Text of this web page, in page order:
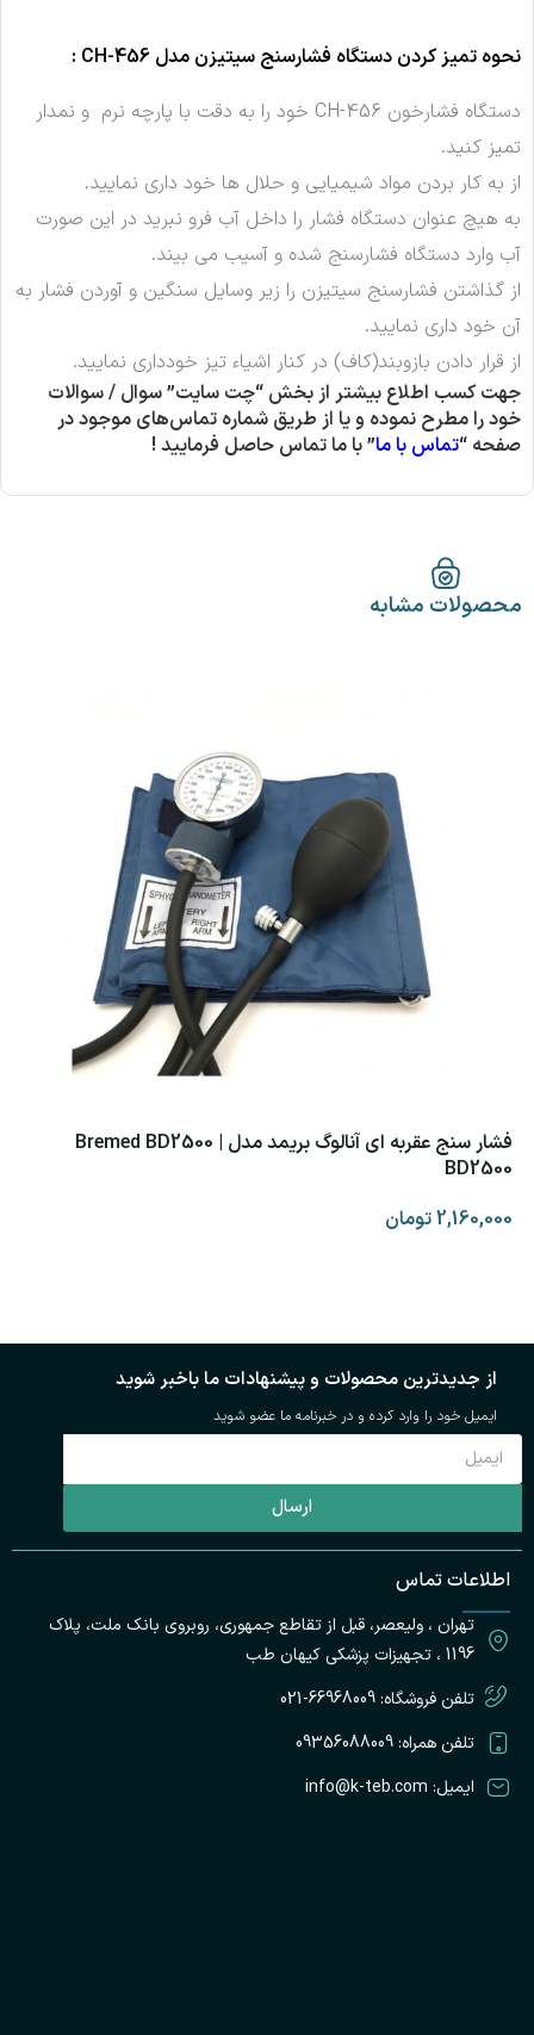
نحوه تمیز کردن دستگاه فشارسنج سیتیزن مدل CH-456
:
دستگاه فشارخون CH-456 خود را به دقت با پارچه نرم و نمدار
تمیز کنید.
از به کار بردن مواد شیمیایی و حلال ها خود داری نمایید.
به هیچ عنوان دستگاه فشار را داخل آب فرو نبرید در این صورت
آب وارد دستگاه فشارسنج شده و آسیب می بیند.
از گذاشتن فشارسنج سیتیزن را زیر وسایل سنگین و آوردن فشار به
آن خود داری نمایید.
از قرار دادن بازوبند(کاف) در کنار اشیاء تیز خودداری نمایید.
جهت کسب اطلاع بیشتر از بخش “چت سایت” سوال / سوالات
خود را مطرح نموده و یا از طریق شماره تماس‌های موجود در
صفحه “تماس با ما” با ما تماس حاصل فرمایید !
محصولات مشابه
فشار سنج عقربه ای آنالوگ بریمد مدل Bremed BD2500 |
BD2500
2,160,000تومان
از جدیدترین محصولات و پیشنهادات ما باخبر شوید
ایمیل خود را وارد کرده و در خبرنامه ما عضو شوید
ارسال
اطلاعات تماس
تهران ، ولیعصر، قبل از تقاطع جمهوری، روبروی بانک ملت، پلاک
1196 ، تجهیزات پزشکی کیهان طب
تلفن فروشگاه: 66968009-021
تلفن همراه: 09356088009
ایمیل: info@k-teb.com